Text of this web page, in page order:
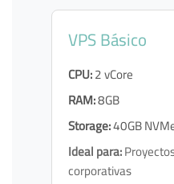
VPS Básico
CPU:2 vCore
RAM:8GB
Storage:40GB
Ideal para:
corporativas